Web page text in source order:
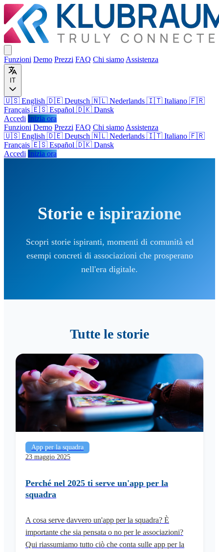
Funzioni Demo Prezzi FAQ Chi siamo Assistenza
IT
🇺🇸 English 🇩🇪 Deutsch 🇳🇱 Nederlands 🇮🇹 Italiano 🇫🇷
Français 🇪🇸 Español 🇩🇰 Dansk
Accedi Inizia ora
Funzioni Demo Prezzi FAQ Chi siamo Assistenza
🇺🇸 English 🇩🇪 Deutsch 🇳🇱 Nederlands 🇮🇹 Italiano 🇫🇷
Français 🇪🇸 Español 🇩🇰 Dansk
Accedi Inizia ora
Storie e ispirazione
Scopri storie ispiranti, momenti di comunità ed
esempi concreti di associazioni che prosperano
nell'era digitale.
Tutte le storie
App per la squadra
23 maggio 2025
Perché nel 2025 ti serve un'app per la
squadra
A cosa serve davvero un'app per la squadra? È
importante che sia pensata o no per le associazioni?
Qui riassumiamo tutto ciò che conta sulle app per la